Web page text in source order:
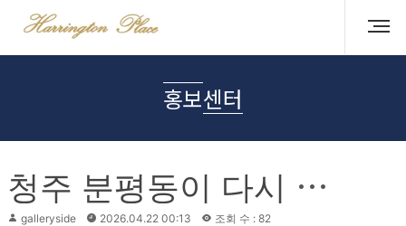
홍보센터
청
주 분평동이 다시 주목받는 이유, 생활권이 완성된 지역의 힘
galleryside 2026.04.22 00:13 조회 수 : 82